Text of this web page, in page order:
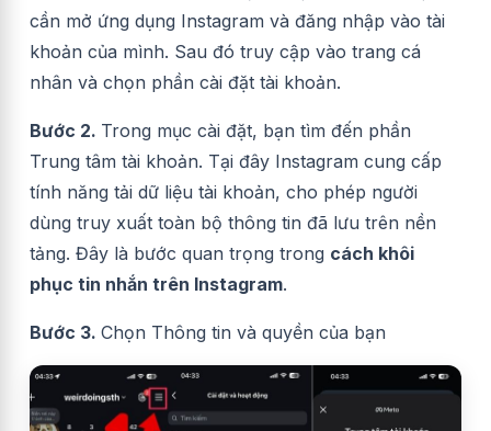
cần mở ứng dụng Instagram và đăng nhập vào tài
khoản của mình. Sau đó truy cập vào trang cá
nhân và chọn phần cài đặt tài khoản.
Bước 2. Trong mục cài đặt, bạn tìm đến phần
Trung tâm tài khoản. Tại đây Instagram cung cấp
tính năng tải dữ liệu tài khoản, cho phép người
dùng truy xuất toàn bộ thông tin đã lưu trên nền
tảng. Đây là bước quan trọng trong cách khôi
phục tin nhắn trên Instagram.
Bước 3. Chọn Thông tin và quyền của bạn